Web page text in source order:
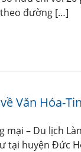
theo đường […]
Văn Hóa-
– Du lịch
tại huyện Đức